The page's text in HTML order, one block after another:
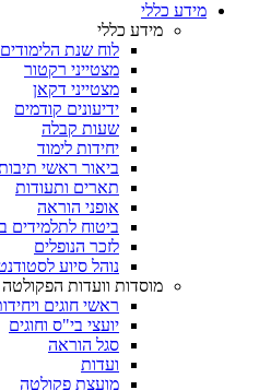
מידע כללי
מידע כללי
לוח שנת הלימודים
מצטייני רקטור
מצטייני דקאן
ידיעונים קודמים
שעות קבלה
יחידות לימוד
ביאור ראשי
תארים ותעודות
אופני הוראה
ביטוח לתלמידים
לזכר הנופלים
נוהל סיוע
מוסדות וועדות הפקולטה
ראשי חוגים
יועצי בי"ס וחוגים
סגל הוראה
ועדות
מועצת פקולטה